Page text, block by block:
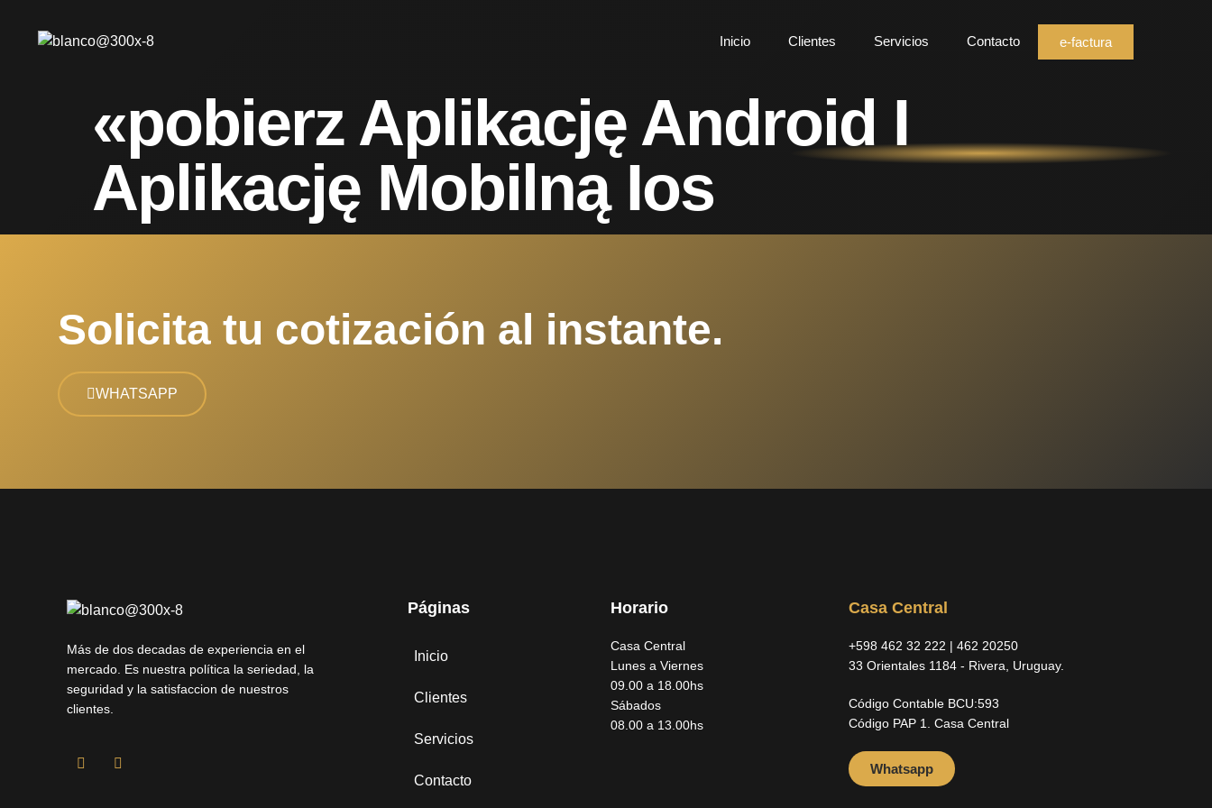
Inicio Clientes Servicios Contacto e-factura
«pobierz Aplikację Android I
Aplikację Mobilną Ios
Solicita tu cotización al instante.
WHATSAPP
Más de dos decadas de experiencia en el
mercado. Es nuestra política la seriedad, la
seguridad y la satisfaccion de nuestros
clientes.
Páginas
Inicio
Clientes
Servicios
Contacto
Horario
Casa Central
Lunes a Viernes
09.00 a 18.00hs
Sábados
08.00 a 13.00hs
Casa Central
+598 462 32 222 | 462 20250
33 Orientales 1184 - Rivera, Uruguay.
Código Contable BCU:593
Código PAP 1. Casa Central
Whatsapp